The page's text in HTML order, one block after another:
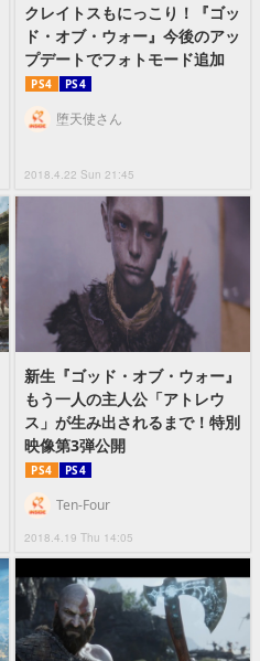
クレイトスもにっこり！『ゴッ
ド・オブ・ウォー』今後のアッ
プデートでフォトモード追加
PS4 PS4
2018.4.22 Sun 21:45
堕天使さん
新生『ゴッド・オブ・ウォー』
もう一人の主人公「アトレウ
ス」が生み出されるまで！特別
映像第3弾公開
PS4 PS4
2018.4.19 Thu 14:05
Ten-Four